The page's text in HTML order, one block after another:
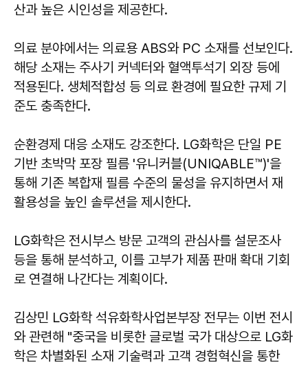
산과 높은 시인성을 제공한다.
의료 분야에서는 의료용 ABS와 PC 소재를 선보인다.
해당 소재는 주사기 커넥터와 혈액투석기 외장 등에
적용된다. 생체적합성 등 의료 환경에 필요한 규제 기
준도 충족한다.
순환경제 대응 소재도 강조한다. LG화학은 단일 PE
기반 초박막 포장 필름 '유니커블(UNIQABLE™)'을
통해 기존 복합재 필름 수준의 물성을 유지하면서 재
활용성을 높인 솔루션을 제시한다.
LG화학은 전시부스 방문 고객의 관심사를 설문조사
등을 통해 분석하고, 이를 고부가 제품 판매 확대 기회
로 연결해 나간다는 계획이다.
김상민 LG화학 석유화학사업본부장 전무는 이번 전시
와 관련해 "중국을 비롯한 글로벌 국가 대상으로 LG화
학은 차별화된 소재 기술력과 고객 경험혁신을 통한